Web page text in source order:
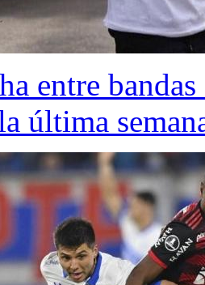
entre
última